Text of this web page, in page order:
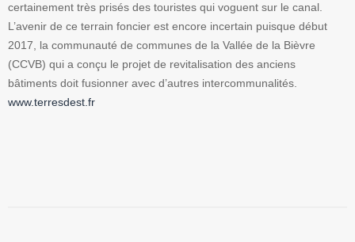
certainement très prisés des touristes qui voguent sur le canal.
L’avenir de ce terrain foncier est encore incertain puisque début
2017, la communauté de communes de la Vallée de la Bièvre
(CCVB) qui a conçu le projet de revitalisation des anciens
bâtiments doit fusionner avec d’autres intercommunalités.
www.terresdest.fr